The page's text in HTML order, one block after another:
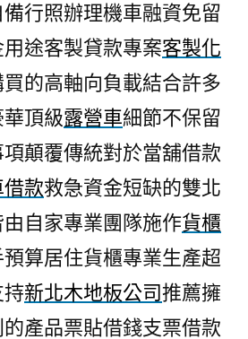
備行照辦理機車融資免留
途客製貸款專案客製化
的高軸向負載結合許多
頂級露營車細節不保留
顛覆傳統對於當舖借款
款救急資金短缺的雙北
自家專業團隊施作貨櫃
算居住貨櫃專業生產超
持新北木地板公司推薦擁
產品票貼借錢支票借款